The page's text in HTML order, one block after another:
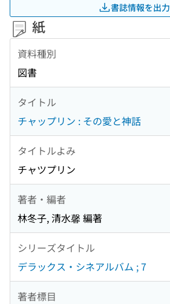
書誌情報を出力
紙
資料種別
図書
タイトル
チャップリン : その愛と神話
タイトルよみ
チャツプリン
著者・編者
林冬子, 清水馨 編著
シリーズタイトル
デラックス・シネアルバム ; 7
著者標目